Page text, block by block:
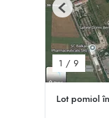
1 / 9
Previous
Lot pomiol